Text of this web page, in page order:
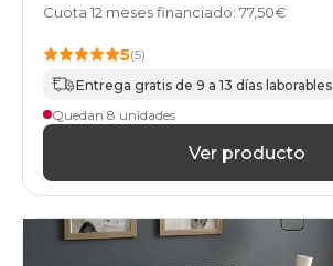
Cuota 12 meses financiado: 77,50€
5(5)
Entrega gratis de 9 a 13 días laborables
Quedan 8 unidades
Ver producto